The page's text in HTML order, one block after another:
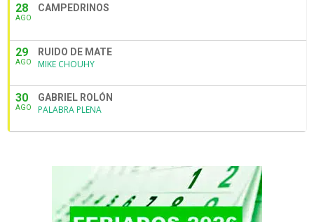
28
AGO
CAMPEDRINOS
29
AGO
RUIDO DE MATE
MIKE CHOUHY
30
AGO
GABRIEL ROLÓN
PALABRA PLENA